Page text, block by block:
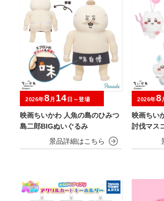
映画ちいかわ 人魚の島のひみつ
島二郎BIGぬいぐるみ
2026年8 月 14 日～登場
映画ちい
討伐マス
2026年8